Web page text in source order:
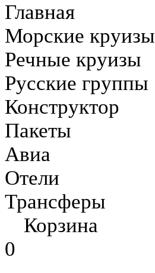
Главная
Морские круизы
Речные круизы
Русские группы
Конструктор
Пакеты
Авиа
Отели
Трансферы
Корзина
0